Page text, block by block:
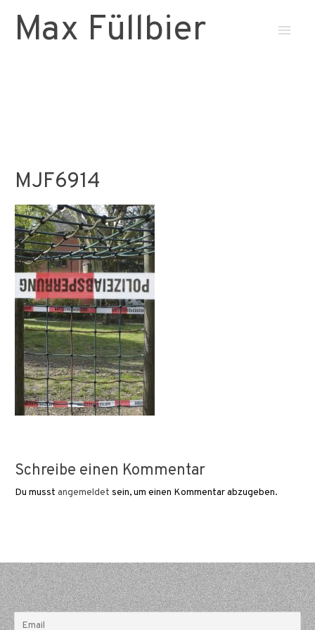
Max Füllbier
MJF6914
Schreibe einen Kommentar
Du musstangemeldet sein, um einen Kommentar abzugeben.